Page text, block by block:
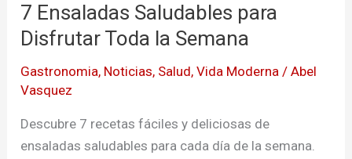
7 Ensaladas Saludables para
Disfrutar Toda la Semana
Gastronomia, Noticias, Salud,Vida Moderna /Abel
Vasquez
Descubre 7 recetas fáciles y deliciosas de
ensaladas saludables para cada día de la semana.
para
Disfrutar
la
Semana